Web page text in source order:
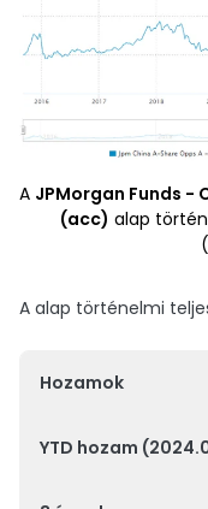
A JPMorgan Funds -
(acc) alap
A alap történelmi
Hozamok
YTD hozam